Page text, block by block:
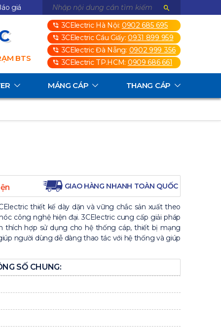
giá
BTS
3CElectric Hà Nội: 0902 685 695
3CElectric Cầu Giấy:0931 899 959
3CElectric Đà Nẵng: 0902 999 356
3CElectric TP.HCM: 0909 686 661
MÁNG CÁP THANG CÁP
GIAO HÀNG NHANH TOÀN QUỐC
thiết kế dày dặn và vững chắc sản xuất theo
công nghệ hiện đại. 3CElectric cung cấp giải pháp
thích hợp sử dụng cho hệ thống cáp, thiết bị mạng
người dùng dễ dàng thao tác với hệ thống và giúp
SỐ CHUNG: